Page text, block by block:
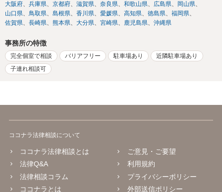
大阪府
兵庫県 京都府 滋賀県 奈良県 和歌山県 広島県
岡山県
山口県
鳥取県 島根県 香川県 愛媛県 高知県 徳島県
福岡県
佐賀県
長崎県 熊本県 大分県 宮崎県 鹿児島県 沖縄県
事務所の特徴
完全個室で相談 バリアフリー 駐車場あり
近隣駐車場あり
子連れ相談可
ココナラ法律相談について
ココナラ法律相談とは
法律Q&A
法律相談コラム
ココナラとは
ご意見・ご要望
利用規約
プライバシーポリシー
外部送信ポリシー